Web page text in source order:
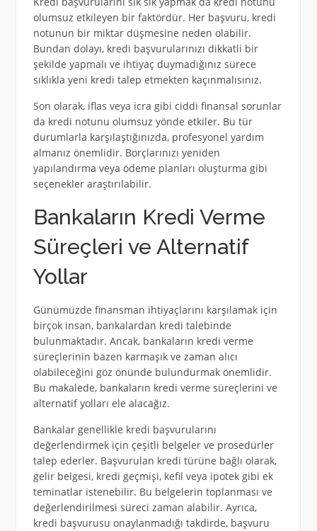
olumsuz etkileyen bir faktördür. Her başvuru, kredi
notunun bir miktar düşmesine neden olabilir.
Bundan dolayı, kredi başvurularınızı dikkatli bir
şekilde yapmalı ve ihtiyaç duymadığınız sürece
sıklıkla yeni kredi talep etmekten kaçınmalısınız.
Son olarak, iflas veya icra gibi ciddi finansal sorunlar
da kredi notunu olumsuz yönde etkiler. Bu tür
durumlarla karşılaştığınızda, profesyonel yardım
almanız önemlidir. Borçlarınızı yeniden
yapılandırma veya ödeme planları oluşturma gibi
seçenekler araştırılabilir.
Bankaların Kredi Verme
Süreçleri ve Alternatif
Yollar
Günümüzde finansman ihtiyaçlarını karşılamak için
birçok insan, bankalardan kredi talebinde
bulunmaktadır. Ancak, bankaların kredi verme
süreçlerinin bazen karmaşık ve zaman alıcı
olabileceğini göz önünde bulundurmak önemlidir.
Bu makalede, bankaların kredi verme süreçlerini ve
alternatif yolları ele alacağız.
Bankalar genellikle kredi başvurularını
değerlendirmek için çeşitli belgeler ve prosedürler
talep ederler. Başvurulan kredi türüne bağlı olarak,
gelir belgesi, kredi geçmişi, kefil veya ipotek gibi ek
teminatlar istenebilir. Bu belgelerin toplanması ve
değerlendirilmesi süreci zaman alabilir. Ayrıca,
kredi başvurusu onaylanmadığı takdirde, başvuru